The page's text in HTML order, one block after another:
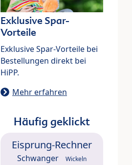
Exklusive Spar-
Vorteile
Exklusive Spar-Vorteile bei
Bestellungen direkt bei
HiPP.
Mehr erfahren
Häufig geklickt
Eisprung-Rechner
Schwanger Wickeln